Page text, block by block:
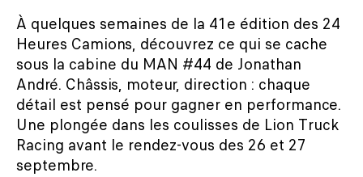
À quelques semaines de la 41e édition des 24
Heures Camions, découvrez ce qui se cache
sous la cabine du MAN #44 de Jonathan
André. Châssis, moteur, direction : chaque
détail est pensé pour gagner en performance.
Une plongée dans les coulisses de Lion Truck
Racing avant le rendez-vous des 26 et 27
septembre.